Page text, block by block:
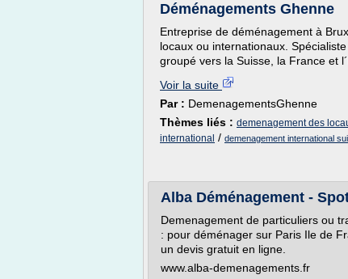
Déménagements Ghenne
Entreprise de déménagement à
locaux ou internationaux.
groupé vers la Suisse, la France et
Voir la suite
Par : DemenagementsGhenne
Thèmes liés : demenagement des
international / demenagement international
Alba Déménagement -
Demenagement de particuliers ou
: pour déménager sur Paris Ile de
un devis gratuit en ligne.
www.alba-demenagements.fr